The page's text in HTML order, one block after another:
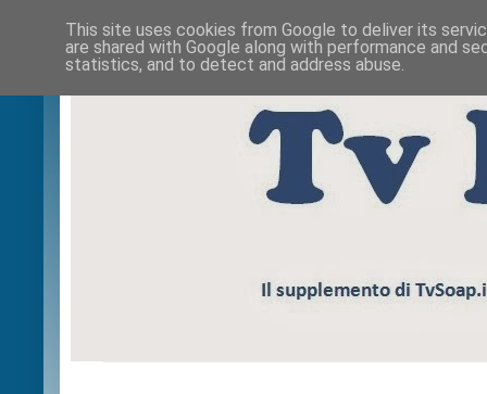
This site uses cookies from Google to deliver its
are shared with Google along with performance and
statistics, and to detect and address abuse.